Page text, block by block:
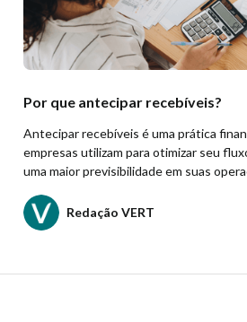
Por que antecipar recebíveis?
Antecipar recebíveis é uma prática
empresas utilizam para otimizar seu
uma maior previsibilidade em suas
Redação VERT